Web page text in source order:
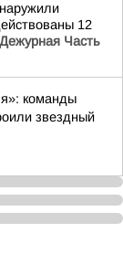
12
Часть
команды
звездный